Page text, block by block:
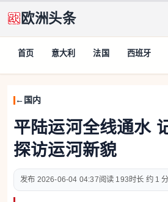
欧洲头条
首页 意大利 法国 西班牙
国内
平陆运河全线通水
探访运河新貌
2026-06-04 04:37 193 约 1